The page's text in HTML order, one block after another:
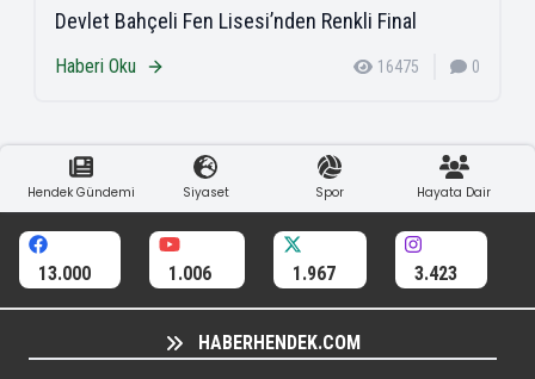
Devlet Bahçeli Fen Lisesi’nden Renkli Final
Haberi Oku 16475 0
Hendek Gündemi Siyaset Spor Hayata Dair
13.000 1.006 1.967 3.423
HABERHENDEK.COM